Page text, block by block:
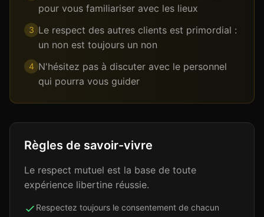
pour vous familiariser avec les lieux
3 Le respect des autres clients est primordial :
un non est toujours un non
4 N'hésitez pas à discuter avec le personnel
qui pourra vous guider
Règles de savoir-vivre
Le respect mutuel est la base de toute
expérience libertine réussie.
Respectez toujours le consentement de chacun